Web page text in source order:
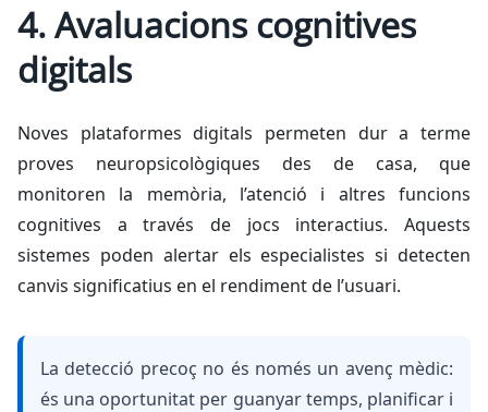
4. Avaluacions cognitives
digitals
Noves plataformes digitals permeten dur a terme
proves neuropsicològiques des de casa, que
monitoren la memòria, l’atenció i altres funcions
cognitives a través de jocs interactius. Aquests
sistemes poden alertar els especialistes si detecten
canvis significatius en el rendiment de l’usuari.
La detecció precoç no és només un avenç mèdic:
és una oportunitat per guanyar temps, planificar i